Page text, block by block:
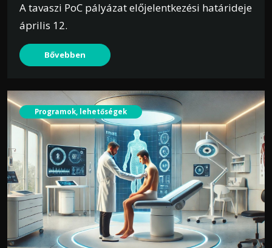
A tavaszi PoC pályázat előjelentkezési határideje
április 12.
Bővebben
Programok, lehetőségek